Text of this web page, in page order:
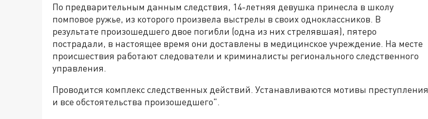
По предварительным данным следствия, 14-летняя девушка принесла в школу
помповое ружье, из которого произвела выстрелы в своих одноклассников. В
результате произошедшего двое погибли (одна из них стрелявшая), пятеро
пострадали, в настоящее время они доставлены в медицинское учреждение. На месте
происшествия работают следователи и криминалисты регионального следственного
управления.
Проводится комплекс следственных действий. Устанавливаются мотивы преступления
и все обстоятельства произошедшего".